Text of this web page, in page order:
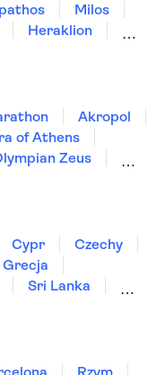
Milos
Heraklion
Akropol
of Athens
Zeus
Cypr
Czechy
Grecja
Sri Lanka